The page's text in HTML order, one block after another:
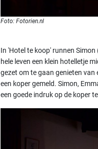
Foto: Fotorien.nl
In 'Hotel te koop' runnen
hele leven een klein hotelletje
gezet om te gaan genieten van
een koper gemeld. Simon,
een goede indruk op de koper